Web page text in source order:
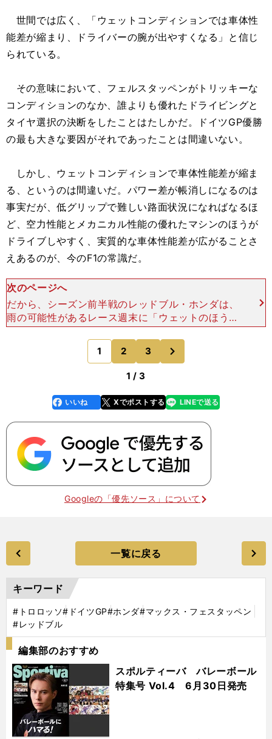
世間では広く、「ウェットコンディションでは車体性
能差が縮まり、ドライバーの腕が出やすくなる」と信じ
られている。
その意味において、フェルスタッペンがトリッキーな
コンディションのなか、誰よりも優れたドライビングと
タイヤ選択の決断をしたことはたしかだ。ドイツGP優勝
の最も大きな要因がそれであったことは間違いない。
しかし、ウェットコンディションで車体性能差が縮ま
る、というのは間違いだ。パワー差が帳消しになるのは
事実だが、低グリップで難しい路面状況になればなるほ
ど、空力性能とメカニカル性能の優れたマシンのほうが
ドライブしやすく、実質的な車体性能差が広がることさ
えあるのが、今のF1の常識だ。
次のページへ
だから、シーズン前半戦のレッドブル・ホンダは、
雨の可能性があるレース週末に「ウェットのほうが
望ましい？」という質問に対して、「いや......」と
否定的だった。車体性能でメルセデスAMGに大き
な差をつ
1 2 3
1 / 3
faceboo
k
いいね Xでポストする
line LINEで送る
Googleの「優先ソース」について
一覧に戻る
キーワード
#トロロッソ#ドイツGP#ホンダ#マックス・フェスタッペン
#レッドブル
編集部のおすすめ
スポルティーバ バレーボール
特集号 Vol.4 6月30日発売